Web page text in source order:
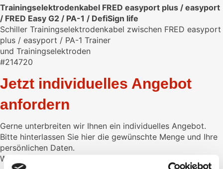
PA-
1
Menge
Trainingselektrodenkabel FRED easyport plus / easyport
/ FRED Easy G2 / PA-1 / DefiSign life
Schiller Trainingselektrodenkabel zwischen FRED easyport
plus / easyport / PA-1 Trainer
und Trainingselektroden
#214720
Jetzt individuelles Angebot
anfordern
Gerne unterbreiten wir Ihnen ein individuelles Angebot.
Bitte hinterlassen Sie hier die gewünschte Menge und Ihre
persönlichen Daten.
Wir melden uns dann schnellstmöglich bei Ihnen.